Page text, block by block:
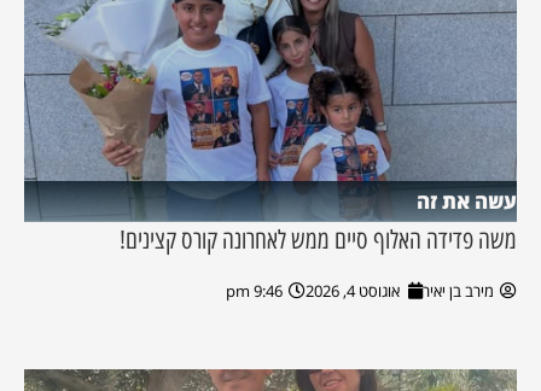
עשה את זה
משה פדידה האלוף סיים ממש לאחרונה קורס קצינים!
מירב בן יאיר אוגוסט 4, 2026 9:46 pm